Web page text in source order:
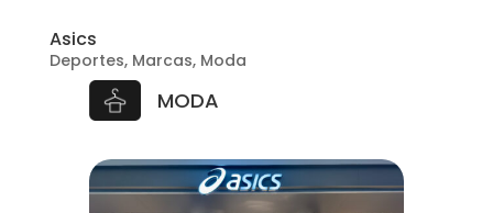
Asics
Deportes, Marcas, Moda
MODA